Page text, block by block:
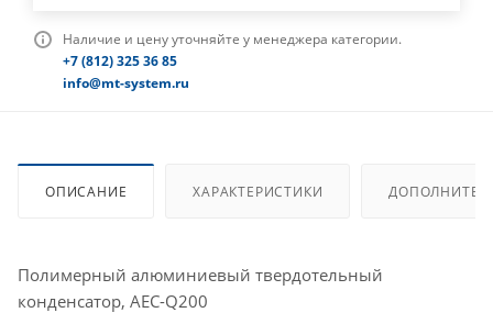
Наличие и цену уточняйте у менеджера категории.
+7 (812) 325 36 85
info@mt-system.ru
ОПИСАНИЕ ХАРАКТЕРИСТИКИ
Полимерный алюминиевый твердотельный
конденсатор, AEC-Q200